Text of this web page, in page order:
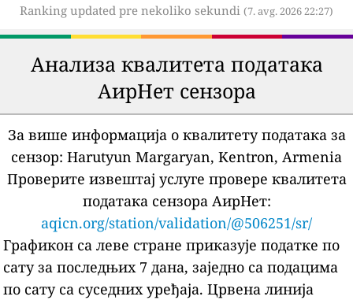
Ranking updated pre nekoliko sekundi (7. avg. 2026 22:27)
Анализа квалитета података
АирНет сензора
За више информација о квалитету података за
сензор: Harutyun Margaryan, Kentron, Armenia
Проверите извештај услуге провере квалитета
података сензора АирНет:
aqicn.org/station/validation/@506251/sr/
Графикон са леве стране приказује податке по
сату за последњих 7 дана, заједно са подацима
по сату са суседних уређаја. Црвена линија